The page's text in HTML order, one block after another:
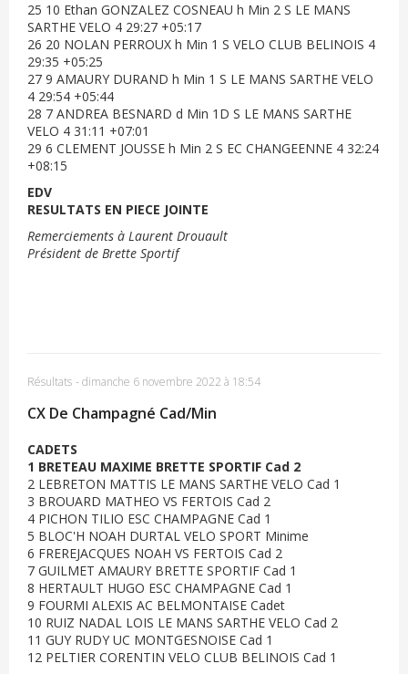
25 10 Ethan GONZALEZ COSNEAU h Min 2 S LE MANS
SARTHE VELO 4 29:27 +05:17
26 20 NOLAN PERROUX h Min 1 S VELO CLUB BELINOIS 4
29:35 +05:25
27 9 AMAURY DURAND h Min 1 S LE MANS SARTHE VELO
4 29:54 +05:44
28 7 ANDREA BESNARD d Min 1D S LE MANS SARTHE
VELO 4 31:11 +07:01
29 6 CLEMENT JOUSSE h Min 2 S EC CHANGEENNE 4 32:24
+08:15
EDV
RESULTATS EN PIECE JOINTE
Remerciements à Laurent Drouault
Président de Brette Sportif
Résultats - dimanche 6 novembre 2022 à 18:54
CX De Champagné Cad/Min
CADETS
1 BRETEAU MAXIME BRETTE SPORTIF Cad 2
2 LEBRETON MATTIS LE MANS SARTHE VELO Cad 1
3 BROUARD MATHEO VS FERTOIS Cad 2
4 PICHON TILIO ESC CHAMPAGNE Cad 1
5 BLOC'H NOAH DURTAL VELO SPORT Minime
6 FREREJACQUES NOAH VS FERTOIS Cad 2
7 GUILMET AMAURY BRETTE SPORTIF Cad 1
8 HERTAULT HUGO ESC CHAMPAGNE Cad 1
9 FOURMI ALEXIS AC BELMONTAISE Cadet
10 RUIZ NADAL LOIS LE MANS SARTHE VELO Cad 2
11 GUY RUDY UC MONTGESNOISE Cad 1
12 PELTIER CORENTIN VELO CLUB BELINOIS Cad 1